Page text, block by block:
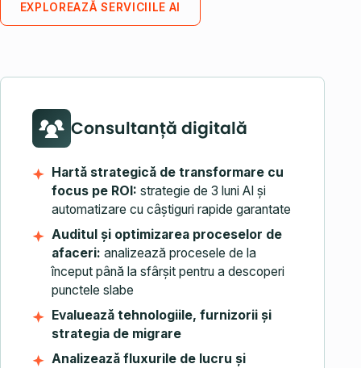
EXPLOREAZĂ SERVICIILE AI
Consultanță digitală
Hartă strategică de transformare cu
focus pe ROI: strategie de 3 luni AI și
automatizare cu câștiguri rapide garantate
Auditul și optimizarea proceselor de
afaceri: analizează procesele de la
început până la sfârșit pentru a descoperi
punctele slabe
Evaluează tehnologiile, furnizorii și
strategia de migrare
Analizează fluxurile de lucru și